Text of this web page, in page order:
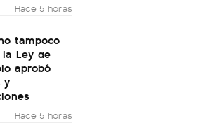
Hace 5 horas
tampoco
Ley de
aprobó
y
Hace 5 horas